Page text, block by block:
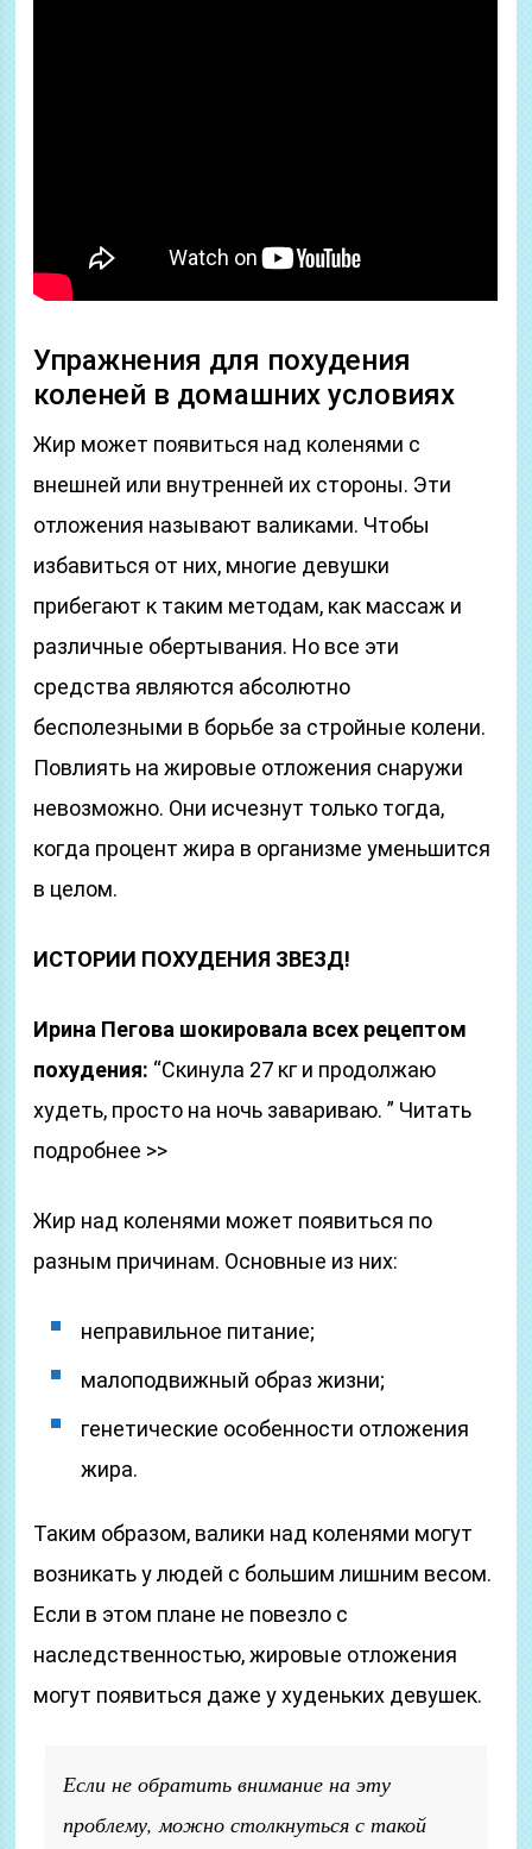
Упражнения для похудения
коленей в домашних условиях
Жир может появиться над коленями с
внешней или внутренней их стороны. Эти
отложения называют валиками. Чтобы
избавиться от них, многие девушки
прибегают к таким методам, как массаж и
различные обертывания. Но все эти
средства являются абсолютно
бесполезными в борьбе за стройные колени.
Повлиять на жировые отложения снаружи
невозможно. Они исчезнут только тогда,
когда процент жира в организме уменьшится
в целом.
ИСТОРИИ ПОХУДЕНИЯ ЗВЕЗД!
Ирина Пегова шокировала всех рецептом
похудения: “Скинула 27 кг и продолжаю
худеть, просто на ночь завариваю. ” Читать
подробнее >>
Жир над коленями может появиться по
разным причинам. Основные из них:
неправильное питание;
малоподвижный образ жизни;
генетические особенности отложения
жира.
Таким образом, валики над коленями могут
возникать у людей с большим лишним весом.
Если в этом плане не повезло с
наследственностью, жировые отложения
могут появиться даже у худеньких девушек.
Если не обратить внимание на эту
проблему, можно столкнуться с такой